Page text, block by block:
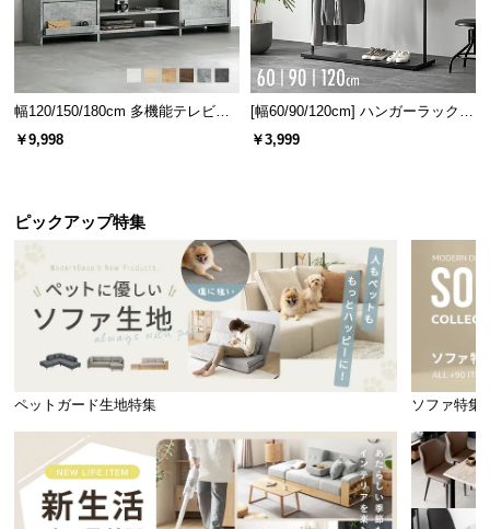
幅120/150/180cm 多機能テレビボ
ード 木目/石目調 オープン収納・
引き出し収納付き
￥9,998
[幅60/90/120cm] ハンガーラック
スチール 4段階高さ調節 サイドフ
ック オープンラック シンプル
￥3,999
ピックアップ特集
ペットガード生地特集 ソファ特集